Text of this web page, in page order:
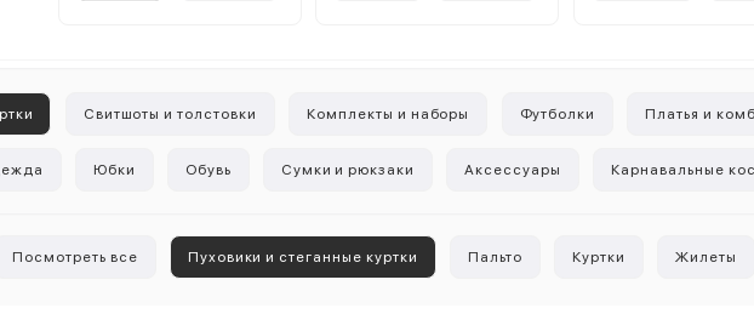
Свитшоты и толстовки Комплекты и наборы Футболки Платья и
Юбки Обувь Сумки и рюкзаки Аксессуары Карнавальные
Посмотреть все Пуховики и стеганные куртки Пальто Куртки Жилеты